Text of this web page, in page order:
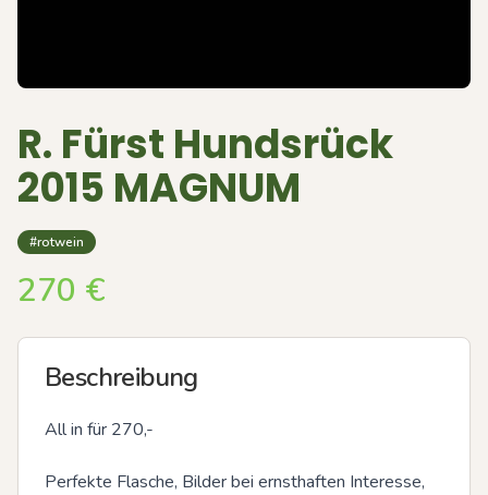
R. Fürst Hundsrück
2015 MAGNUM
#rotwein
270 €
Beschreibung
All in für 270,-
Perfekte Flasche, Bilder bei ernsthaften Interesse,